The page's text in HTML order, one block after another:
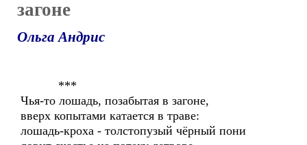
загоне
Ольга Андрис
***
Чья-то лошадь, позабытая в загоне,
вверх копытами катается в траве:
лошадь-кроха - толстопузый чёрный пони